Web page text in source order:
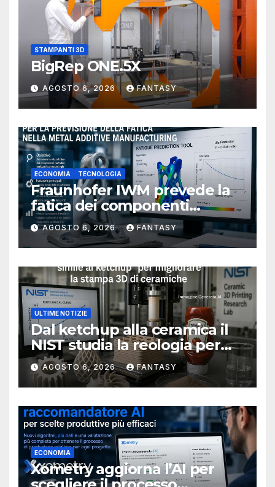
STAMPANTI 3D
BigRep ONE.5X
AGOSTO 6, 2026 FANTASY
ECONOMIA TECNOLOGIA
Fraunhofer IWM prevede la
fatica dei componenti
metallici stampati in 3D
AGOSTO 6, 2026 FANTASY
ULTIME NOTIZIE
Dal ketchup alla ceramica il
NIST studia la reologia per
rendere più affidabile la
stampa 3D
AGOSTO 6, 2026 FANTASY
ECONOMIA
Xometry aggiorna l’AI per